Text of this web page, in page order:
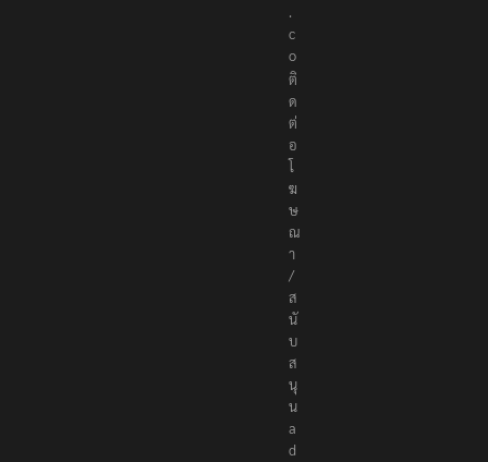
c
o
ติ
ด
ต่
อ
โ
ฆ
ษ
ณ
า
/
ส
นั
บ
ส
นุ
น
a
d
v